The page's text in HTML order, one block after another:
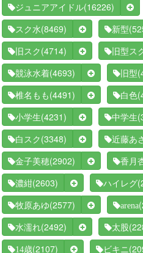
ジュニアアイドル(16226)
スク水(8469) 新型
旧スク (4714) 旧型ス
競泳水着(4693) 旧型
椎名もも (4491) 白色
小学生(4231) 中学生
白スク (3348) 近藤あ
金子美穂(2902) 香月
濃紺(2603) ハイレグ
牧原あゆ(2577) arena
水濡れ(2492) 太股
14歳(2107) ビキニ